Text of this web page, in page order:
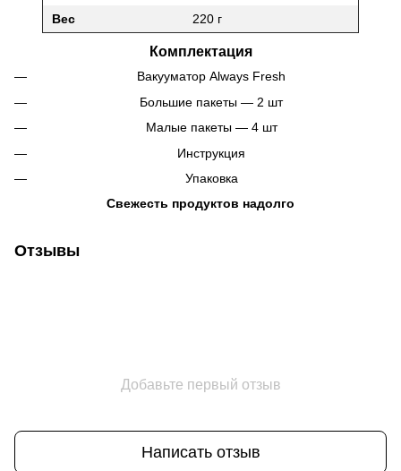
Вес
220 г
Комплектация
Вакууматор Always Fresh
Большие пакеты — 2 шт
Малые пакеты — 4 шт
Инструкция
Упаковка
Свежесть продуктов надолго
Отзывы
Добавьте первый отзыв
Написать отзыв